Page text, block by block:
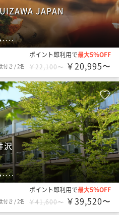
2345
JAPAN
ポイント即利用で最大5％OFF
付き /2名 ￥22,100〜 ￥20,995〜
2345
沢
ポイント即利用で最大5％OFF
付き /2名 ￥41,600〜 ￥39,520〜